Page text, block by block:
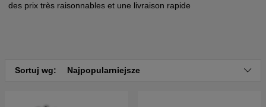
des prix très raisonnables et une livraison rapide
Sortuj wg: Najpopularniejsze